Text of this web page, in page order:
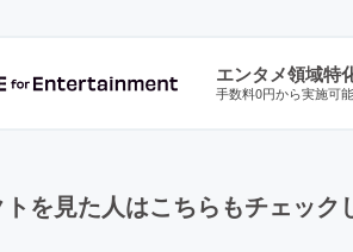
エンタメ領域特
手数料0円から実施可
を見た人はこちらもチェック